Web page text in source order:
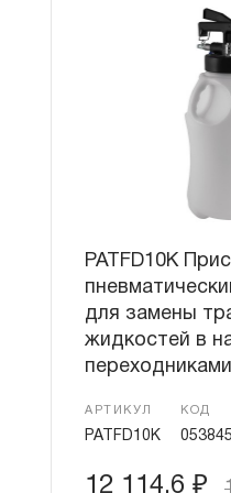
PATFD10K
для замены
жидкостей в
АРТИКУЛ
PATFD10K
КОД
053845
12 114.6 ₽